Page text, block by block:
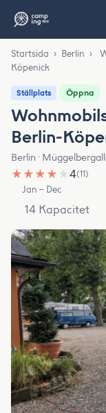
Startsida › Berlin ›
Köpenick
Ställplats Öppna
Berlin-
Berlin ·
★ ★ ★ ★ ★4(11)
Jan – Dec
14 Kapacitet